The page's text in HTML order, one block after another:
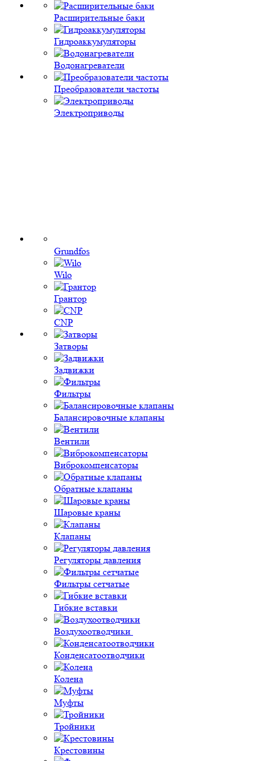
Расширительные баки
Гидроаккумуляторы
Водонагреватели
Преобразователи частоты
Электроприводы
Grundfos
Wilo
Грантор
CNP
Затворы
Задвижки
Фильтры
Балансировочные клапаны
Вентили
Виброкомпенсаторы
Обратные клапаны
Шаровые краны
Клапаны
Регуляторы давления
Фильтры сетчатые
Гибкие вставки
Воздухоотводчики
Конденсатоотводчики
Колена
Муфты
Тройники
Крестовины